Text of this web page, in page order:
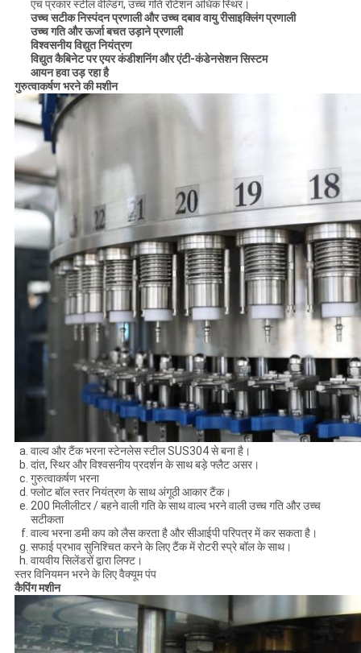
एच प्रकार स्टील वेल्डिंग, उच्च गति रोटेशन अधिक स्थिर।
उच्च सटीक निस्पंदन प्रणाली और उच्च दबाव वायु रीसाइक्लिंग प्रणाली
उच्च गति और ऊर्जा बचत उड़ाने प्रणाली
विश्वसनीय विद्युत नियंत्रण
विद्युत कैबिनेट पर एयर कंडीशनिंग और एंटी-कंडेनसेशन सिस्टम
आयन हवा उड़ रहा है
गुरुत्वाकर्षण भरने की मशीन
वाल्व और टैंक भरना स्टेनलेस स्टील SUS304 से बना है।
दांत, स्थिर और विश्वसनीय प्रदर्शन के साथ बड़े फ्लैट असर।
गुरुत्वाकर्षण भरना
फ्लोट बॉल स्तर नियंत्रण के साथ अंगूठी आकार टैंक।
200 मिलीलीटर / बहने वाली गति के साथ वाल्व भरने वाली उच्च गति और उच्च
सटीकता
वाल्व भरना डमी कप को लैस करता है और सीआईपी परिपत्र में कर सकता है।
सफाई प्रभाव सुनिश्चित करने के लिए टैंक में रोटरी स्प्रे बॉल के साथ।
वायवीय सिलेंडरों द्वारा लिफ्ट।
स्तर विनियमन भरने के लिए वैक्यूम पंप
कैपिंग मशीन